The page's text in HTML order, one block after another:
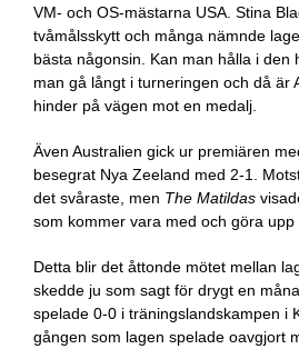
VM- och OS-mästarna USA. Stina
tvåmålsskytt och många nämnde
bästa någonsin. Kan man hålla i den
man gå långt i turneringen och då är
hinder på vägen mot en medalj.
Även Australien gick ur premiären
besegrat Nya Zeeland med 2-1.
det svåraste, men The Matildas
som kommer vara med och göra upp
Detta blir det åttonde mötet mellan
skedde ju som sagt för drygt en
spelade 0-0 i träningslandskampen i
gången som lagen spelade oavgjort